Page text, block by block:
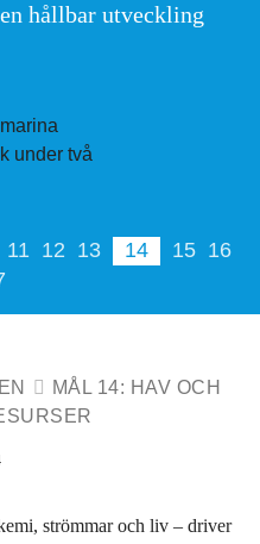
hållbar utveckling
11 12 13 14 15 16
MÅL 14: HAV OCH
strömmar och liv – driver